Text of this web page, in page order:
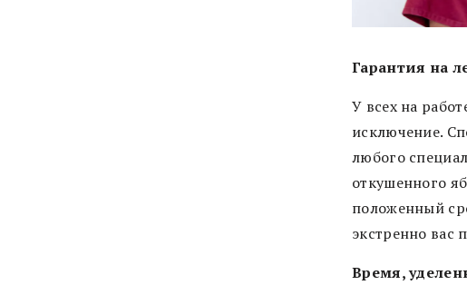
Гарантия на
У всех на
исключение.
любого
откушенного
положенный
экстренно вас
Время,